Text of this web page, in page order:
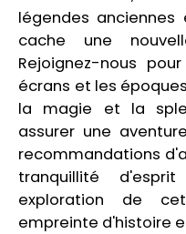
légendes
cache une
Rejoignez-nous
écrans et les
la magie et la
assurer une
recommandations
tranquillité
exploration de
empreinte d'histoire